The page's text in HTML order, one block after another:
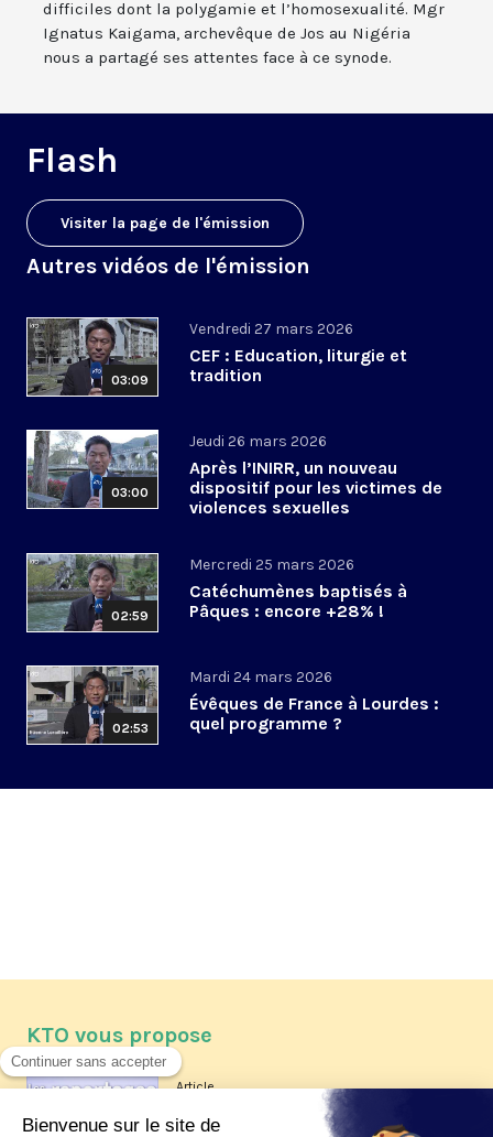
difficiles dont la polygamie et l’homosexualité. Mgr
Ignatus Kaigama, archevêque de Jos au Nigéria
nous a partagé ses attentes face à ce synode.
Flash
Visiter la page de l'émission
Autres vidéos de l'émission
03:09
Vendredi 27 mars 2026
CEF : Education, liturgie et
tradition
03:00
Jeudi 26 mars 2026
Après l’INIRR, un nouveau
dispositif pour les victimes de
violences sexuelles
02:59
Mercredi 25 mars 2026
Catéchumènes baptisés à
Pâques : encore +28% !
02:53
Mardi 24 mars 2026
Évêques de France à Lourdes :
quel programme ?
KTO vous propose
Article
Les reportages d'été 2026 de KTO